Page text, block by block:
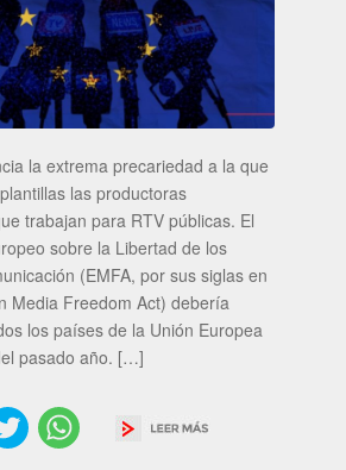
la extrema precariedad a la que
las productoras
trabajan para RTV públicas. El
sobre la Libertad de los
(EMFA, por sus siglas en
Media Freedom Act) debería
los países de la Unión Europea
pasado año. […]